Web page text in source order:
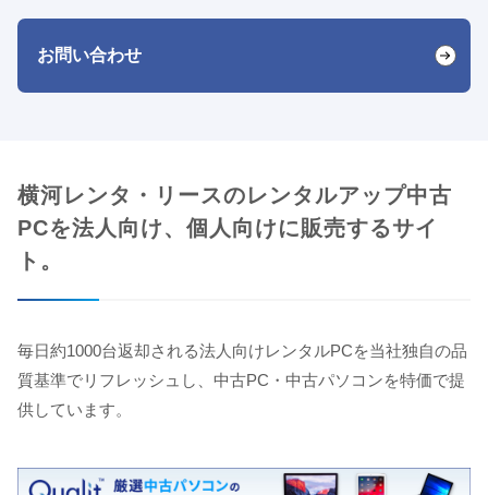
お問い合わせ
横河レンタ・リースのレンタルアップ中古
PCを法人向け、個人向けに販売するサイ
ト。
毎日約1000台返却される法人向けレンタルPCを当社独自の品
質基準でリフレッシュし、中古PC・中古パソコンを特価で提
供しています。